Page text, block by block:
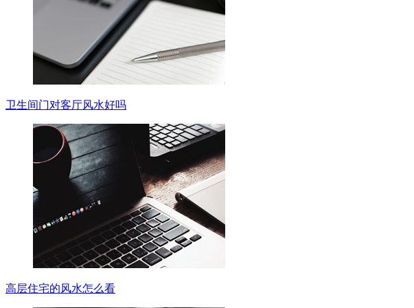
卫生间门对客厅风水好吗
高层住宅的风水怎么看